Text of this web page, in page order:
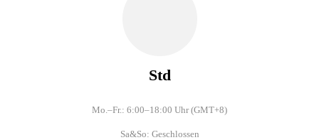
Std
Mo.–Fr.: 6:00–18:00 Uhr (GMT+8)
Sa&So: Geschlossen